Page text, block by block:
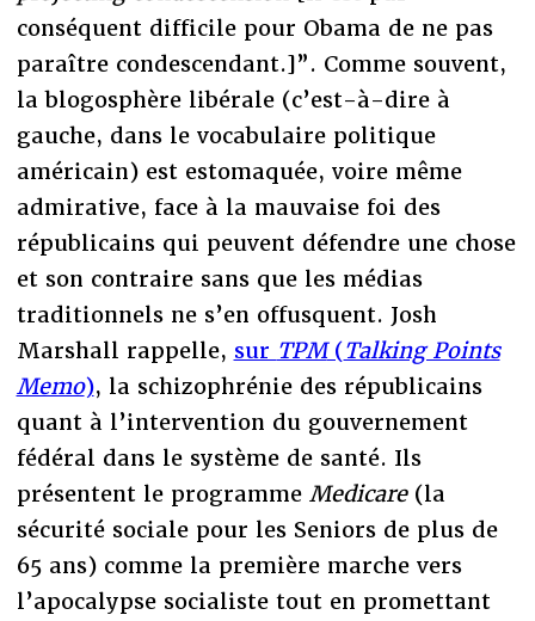
conséquent difficile pour Obama de ne pas
paraître condescendant.]”. Comme souvent,
la blogosphère libérale (c’est-à-dire à
gauche, dans le vocabulaire politique
américain) est estomaquée, voire même
admirative, face à la mauvaise foi des
républicains qui peuvent défendre une chose
et son contraire sans que les médias
traditionnels ne s’en offusquent. Josh
Marshall rappelle, sur TPM(Talking Points
Memo), la schizophrénie des républicains
quant à l’intervention du gouvernement
fédéral dans le système de santé. Ils
présentent le programme Medicare(la
sécurité sociale pour les Seniors de plus de
65 ans) comme la première marche vers
l’apocalypse socialiste tout en promettant